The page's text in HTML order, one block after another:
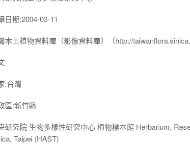
日期:2004-03-11
本土植物資料庫（影像資料庫）（http://
:台灣
區:新竹縣
研究院 生物多樣性研究中心 植物標本館 Herbarium,
Taipei (HAST)